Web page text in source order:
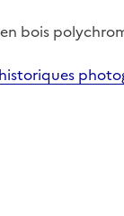
bois